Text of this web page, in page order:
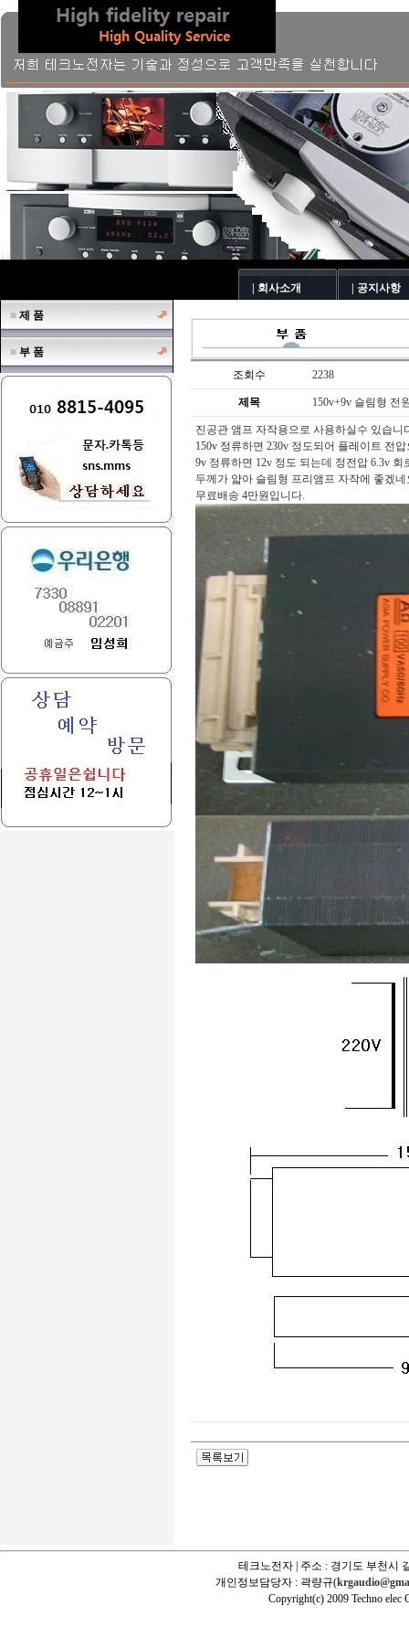
| 공지사항
| 회사소개
■ 제 품
■ 부 품
조회수
2238
제목 150v+9v 슬림형 전
진공관 앰프 자작용으로 사용하실수 있습니
150v 정류하면 230v 정도되어 플레이트 전
9v 정류하면 12v 정도 되는데 정전압 6.3v
두께가 얇아 슬림형 프리앰프 자작에 좋겠네
무료배송 4만원입니다.
테크노전자 | 주소 : 경기도 부천시
개인정보담당자 : 곽량규(
Copyright(c) 2009 Techno elec